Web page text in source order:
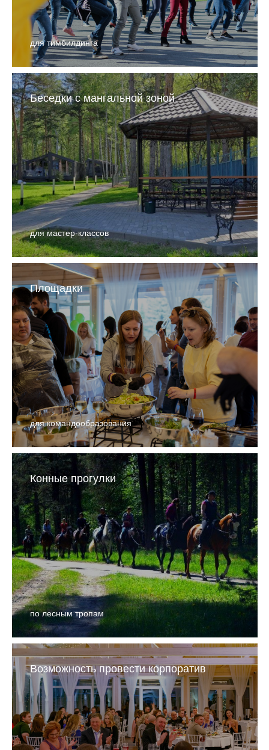
для тимбилдинга
Беседки с мангальной зоной
для мастер-классов
Площадки
для командообразования
Конные прогулки
по лесным тропам
Возможность провести корпоратив